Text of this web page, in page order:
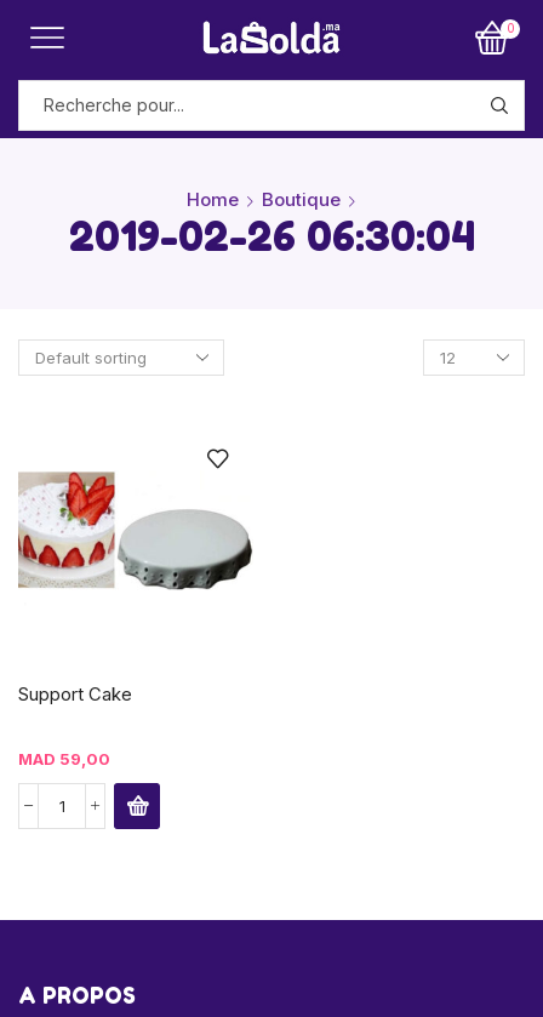
0
Home Boutique
2019-02-26 06:30:04
Support Cake
MAD 59,00
A PROPOS